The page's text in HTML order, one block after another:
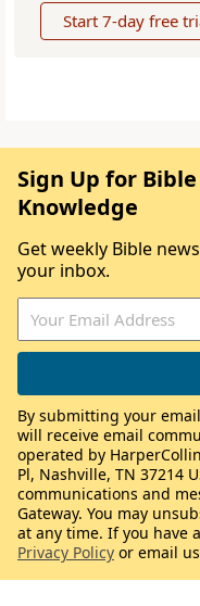
Start 7-day free
Sign Up for
Knowledge
Get weekly Bible
your inbox.
By submitting your
will receive email
operated by
Pl, Nashville, TN 37214
communications and
Gateway. You may
at any time. If you have
Privacy Policy or email